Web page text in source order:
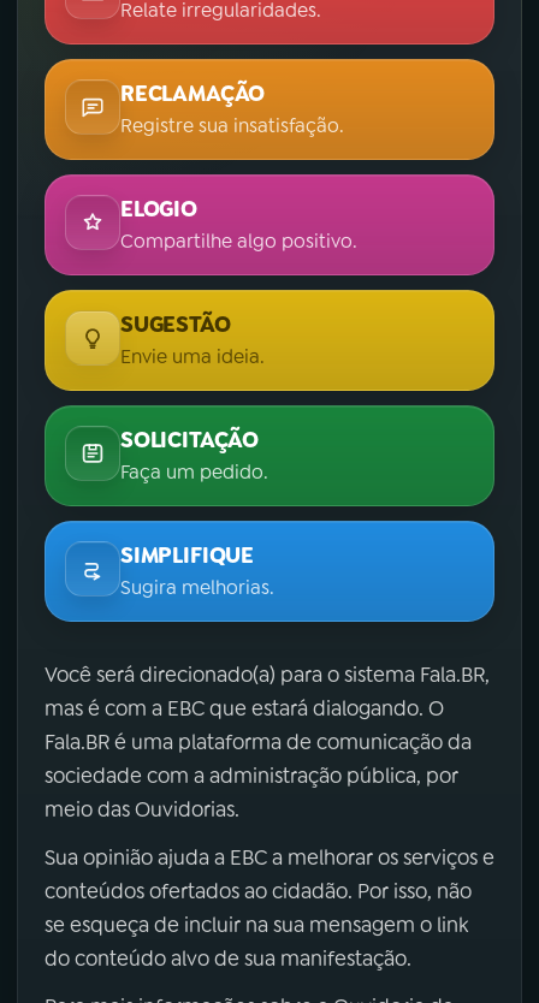
Relate irregularidades.
RECLAMAÇÃO
Registre sua insatisfação.
ELOGIO
Compartilhe algo positivo.
SUGESTÃO
Envie uma ideia.
SOLICITAÇÃO
Faça um pedido.
SIMPLIFIQUE
Sugira melhorias.
Você será direcionado(a) para o sistema Fala.BR,
mas é com a EBC que estará dialogando. O
Fala.BR é uma plataforma de comunicação da
sociedade com a administração pública, por
meio das Ouvidorias.
Sua opinião ajuda a EBC a melhorar os serviços e
conteúdos ofertados ao cidadão. Por isso, não
se esqueça de incluir na sua mensagem o link
do conteúdo alvo de sua manifestação.